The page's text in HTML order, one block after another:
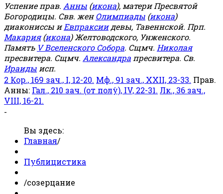
Успение прав. Анны (икона), матери Пресвятой
Богородицы. Свв. женОлимпиады (икона)
диакониссы иЕвпраксиидевы, Тавеннской. Прп.
Макария(икона) Желтоводского, Унженского.
Память V Вселенского Собора. Сщмч. Николая
пресвитера. Сщмч. Александра пресвитера. Св.
Ираиды исп.
2 Кор., 169 зач., I, 12-20. Мф., 91 зач., XXII, 23-33. Прав.
Анны: Гал., 210 зач. (от полу́), IV, 22-31. Лк., 36 зач.,
VIII, 16-21.
-
Вы здесь:
Главная/
Публицистика
/созерцание